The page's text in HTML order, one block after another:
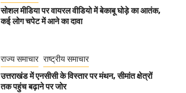
सोशल मीडिया पर वायरल वीडियो में बेकाबू घोड़े का आतंक,
कई लोग चपेट में आने का दावा
राज्य समाचार राष्ट्रीय समाचार
उत्तराखंड में एनसीसी के विस्तार पर मंथन, सीमांत क्षेत्रों
तक पहुंच बढ़ाने पर जोर